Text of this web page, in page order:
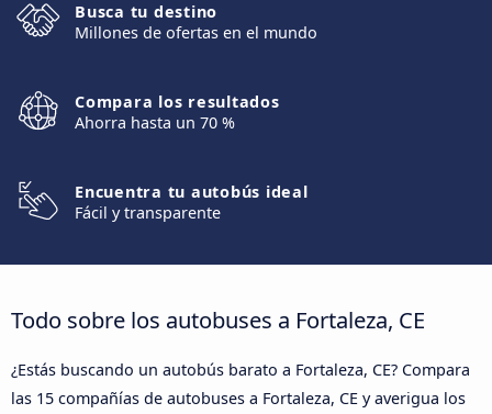
Busca tu destino
Millones de ofertas en el mundo
Compara los resultados
Ahorra hasta un 70 %
Encuentra tu autobús ideal
Fácil y transparente
Todo sobre los autobuses a Fortaleza, CE
¿Estás buscando un autobús barato a Fortaleza, CE? Compara
las 15 compañías de autobuses a Fortaleza, CE y averigua los